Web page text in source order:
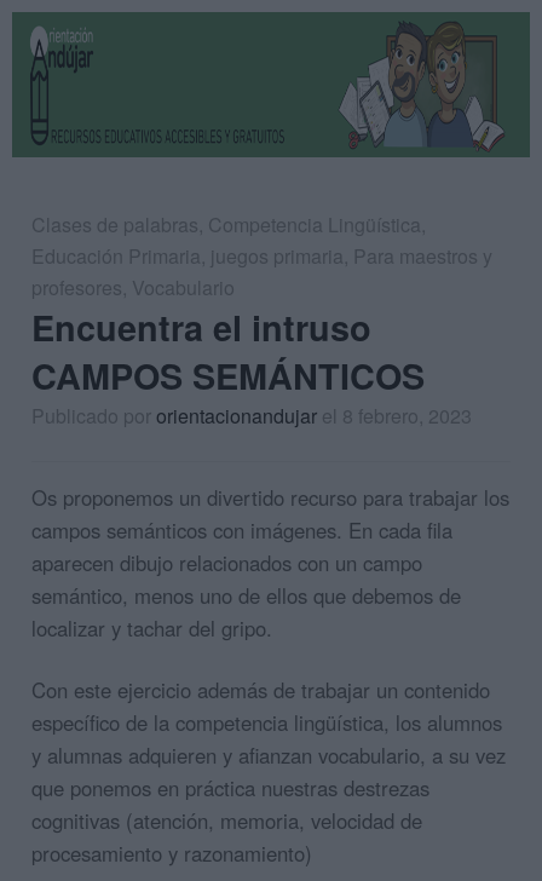
Clases de palabras, Competencia Lingüística,
Educación Primaria, juegos primaria, Para maestros y
profesores, Vocabulario
Encuentra el intruso
CAMPOS SEMÁNTICOS
Publicado pororientacionandujar el 8 febrero, 2023
Os proponemos un divertido recurso para trabajar los
campos semánticos con imágenes. En cada fila
aparecen dibujo relacionados con un campo
semántico, menos uno de ellos que debemos de
localizar y tachar del gripo.
Con este ejercicio además de trabajar un contenido
específico de la competencia lingüística, los alumnos
y alumnas adquieren y afianzan vocabulario, a su vez
que ponemos en práctica nuestras destrezas
cognitivas (atención, memoria, velocidad de
procesamiento y razonamiento)